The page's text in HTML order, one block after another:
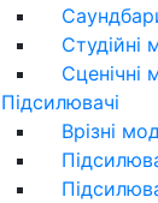
Студійні
Сценічні
Підсилювачі
Врізні